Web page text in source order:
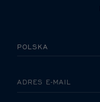
ADRES E-MAIL